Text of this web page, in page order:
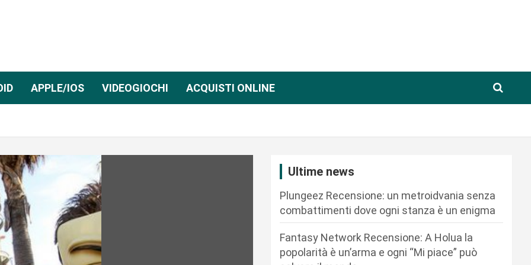
APPLE/IOS VIDEOGIOCHI ACQUISTI ONLINE
Ultime news
Plungeez Recensione: un metroidvania senza
combattimenti dove ogni stanza è un enigma
Fantasy Network Recensione: A Holua la
popolarità è un’arma e ogni “Mi piace” può